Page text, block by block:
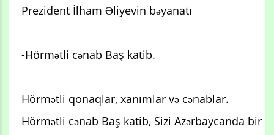
Prezident İlham Əliyevin bəyanatı
-Hörmətli cənab Baş katib.
Hörmətli qonaqlar, xanımlar və cənablar.
Hörmətli cənab Baş katib, Sizi Azərbaycanda bir